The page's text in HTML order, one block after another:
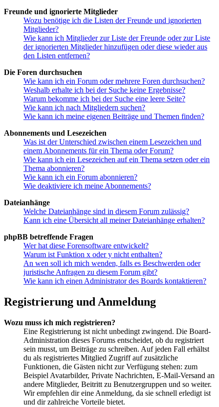
Freunde und ignorierte Mitglieder
Wozu benötige ich die Listen der Freunde und ignorierten
Mitglieder?
Wie kann ich Mitglieder zur Liste der Freunde oder zur Liste
der ignorierten Mitglieder hinzufügen oder diese wieder aus
den Listen entfernen?
Die Foren durchsuchen
Wie kann ich ein Forum oder mehrere Foren durchsuchen?
Weshalb erhalte ich bei der Suche keine Ergebnisse?
Warum bekomme ich bei der Suche eine leere Seite?
Wie kann ich nach Mitgliedern suchen?
Wie kann ich meine eigenen Beiträge und Themen finden?
Abonnements und Lesezeichen
Was ist der Unterschied zwischen einem Lesezeichen und
einem Abonnements für ein Thema oder Forum?
Wie kann ich ein Lesezeichen auf ein Thema setzen oder ein
Thema abonnieren?
Wie kann ich ein Forum abonnieren?
Wie deaktiviere ich meine Abonnements?
Dateianhänge
Welche Dateianhänge sind in diesem Forum zulässig?
Kann ich eine Übersicht all meiner Dateianhänge erhalten?
phpBB betreffende Fragen
Wer hat diese Forensoftware entwickelt?
Warum ist Funktion x oder y nicht enthalten?
An wen soll ich mich wenden, falls es Beschwerden oder
juristische Anfragen zu diesem Forum gibt?
Wie kann ich einen Administrator des Boards kontaktieren?
Registrierung und Anmeldung
Wozu muss ich mich registrieren?
Eine Registrierung ist nicht unbedingt zwingend. Die Board-
Administration dieses Forums entscheidet, ob du registriert
sein musst, um Beiträge zu schreiben. Auf jeden Fall erhältst
du als registriertes Mitglied Zugriff auf zusätzliche
Funktionen, die Gästen nicht zur Verfügung stehen: zum
Beispiel Avatarbilder, Private Nachrichten, E-Mail-Versand an
andere Mitglieder, Beitritt zu Benutzergruppen und so weiter.
Wir empfehlen dir eine Anmeldung, da sie schnell erledigt ist
und dir zahlreiche Vorteile bietet.